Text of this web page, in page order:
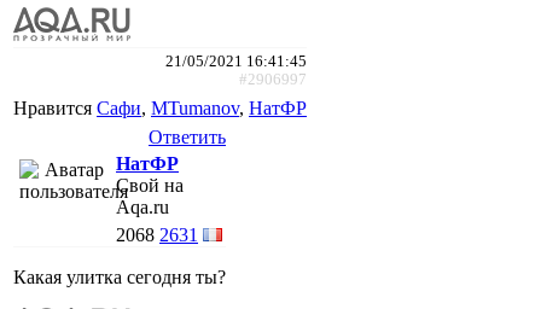
21/05/2021 16:41:45
#2906997
Нравится Сафи, MTumanov, НатФР
Ответить
НатФР
Свой на
Aqa.ru
2068 2631
Какая улитка сегодня ты?